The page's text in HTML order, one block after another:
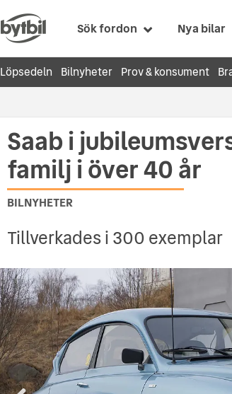
Sök fordon Nya bilar
Löpsedeln Bilnyheter Prov & konsument
Saab i
familj i över 40 år
BILNYHETER
Tillverkades i 300 exemplar